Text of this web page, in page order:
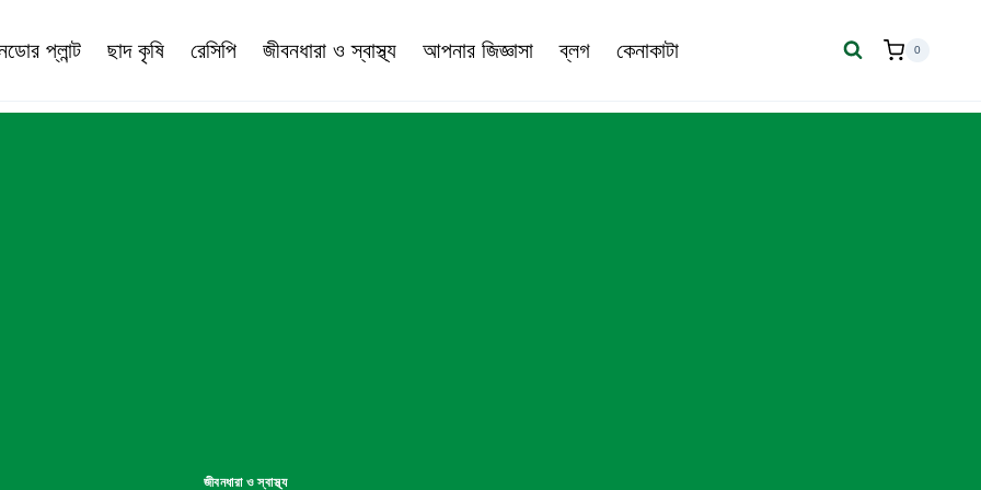
প্লান্ট ছাদ কৃষি রেসিপি জীবনধারা ও স্বাস্থ্য আপনার জিজ্ঞাসা ব্লগ কেনাকাটা 0
জীবনধারা ও স্বাস্থ্য